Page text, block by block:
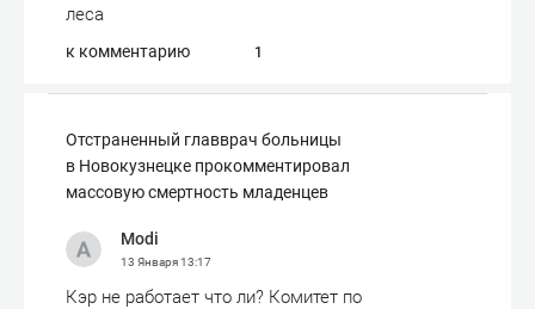
леса
к комментарию 1
Отстраненный главврач больницы
в Новокузнецке прокомментировал
массовую смертность младенцев
Modi
13 Января13:17
Кэр не работает что ли? Комитет по